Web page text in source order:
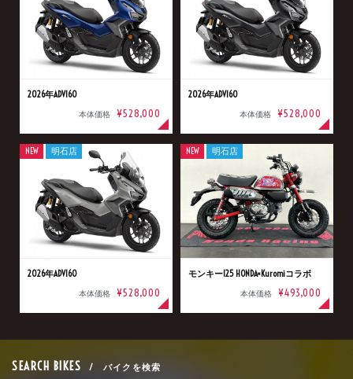
2026年ADV160
本体価格 ¥528,000
2026年ADV160
本体価格 ¥528,000
2026年ADV160
本体価格 ¥528,000
NEW 明石店
モンキー125 HONDA×Kuromiコラボ
本体価格 ¥493,000
NEW 明石店
SEARCH BIKES / バイクを検索